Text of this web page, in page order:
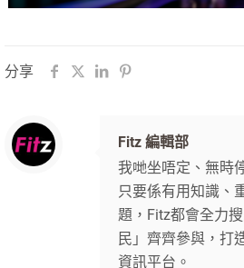
分享
Fitz 編輯部
我哋坐唔定、無時
只要係有用知識、
題，Fitz都會全力
民」齊齊參與，打
資訊平台。